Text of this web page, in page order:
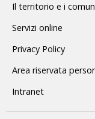
Il territorio e i
Servizi online
Privacy Policy
Area riservata
Intranet